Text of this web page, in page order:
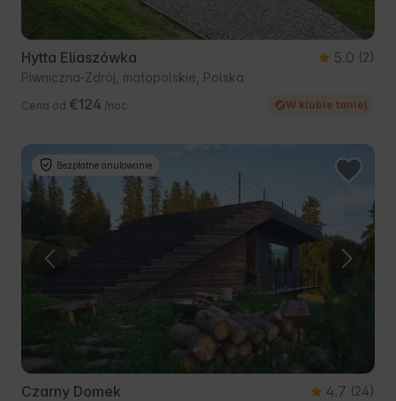
Hytta Eliaszówka 5.0 (2)
Piwniczna-Zdrój, małopolskie, Polska
Cena od €124 /noc W klubie taniej
Bezpłatne anulowanie
Czarny Domek 4.7 (24)